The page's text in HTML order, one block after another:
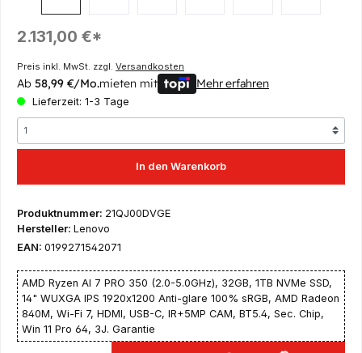
Regulärer Preis:
2.131,00 €*
Preis inkl. MwSt. zzgl. Versandkosten
Ab 58,99 €/Mo.mieten mit Mehr erfahren
Lieferzeit: 1-3 Tage
In den Warenkorb
Produktnummer: 21QJ00DVGE
Hersteller: Lenovo
EAN: 0199271542071
AMD Ryzen AI 7 PRO 350 (2.0-5.0GHz), 32GB, 1TB NVMe SSD,
14" WUXGA IPS 1920x1200 Anti-glare 100% sRGB, AMD Radeon
840M, Wi-Fi 7, HDMI, USB-C, IR+5MP CAM, BT5.4, Sec. Chip,
Win 11 Pro 64, 3J. Garantie